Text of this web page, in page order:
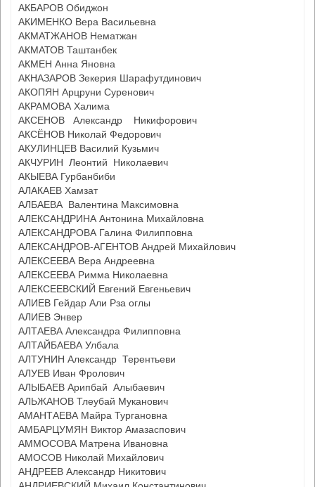
АКБАРОВ Обиджон
АКИМЕНКО Вера Васильевна
АКМАТЖАНОВ Нематжан
АКМАТОВ Таштанбек
АКМЕН Анна Яновна
АКНАЗАРОВ Зекерия Шарафутдинович
АКОПЯН Арцруни Суренович
АКРАМОВА Халима
АКСЕНОВ Александр Никифорович
АКСЁНОВ Николай Федорович
АКУЛИНЦЕВ Василий Кузьмич
АКЧУРИН Леонтий Николаевич
АКЫЕВА Гурбанбиби
АЛАКАЕВ Хамзат
АЛБАЕВА Валентина Максимовна
АЛЕКСАНДРИНА Антонина Михайловна
АЛЕКСАНДРОВА Галина Филипповна
АЛЕКСАНДРОВ-АГЕНТОВ Андрей Михайлович
АЛЕКСЕЕВА Вера Андреевна
АЛЕКСЕЕВА Римма Николаевна
АЛЕКСЕЕВСКИЙ Евгений Евгеньевич
АЛИЕВ Гейдар Али Рза оглы
АЛИЕВ Энвер
АЛТАЕВА Александра Филипповна
АЛТАЙБАЕВА Улбала
АЛТУНИН Александр Терентьеви
АЛУЕВ Иван Фролович
АЛЫБАЕВ Арипбай Алыбаевич
АЛЬЖАНОВ Тлеубай Муканович
АМАНТАЕВА Майра Тургановна
АМБАРЦУМЯН Виктор Амазаспович
АММОСОВА Матрена Ивановна
АМОСОВ Николай Михайлович
АНДРЕЕВ Александр Никитович